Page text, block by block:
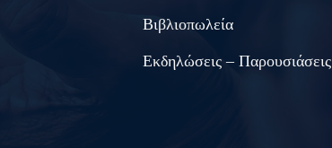
Βιβλιοπωλεία
Εκδηλώσεις – Παρουσιάσεις